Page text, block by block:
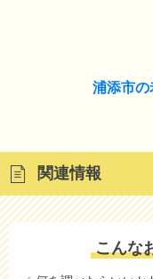
浦添市
関連情報
こんな